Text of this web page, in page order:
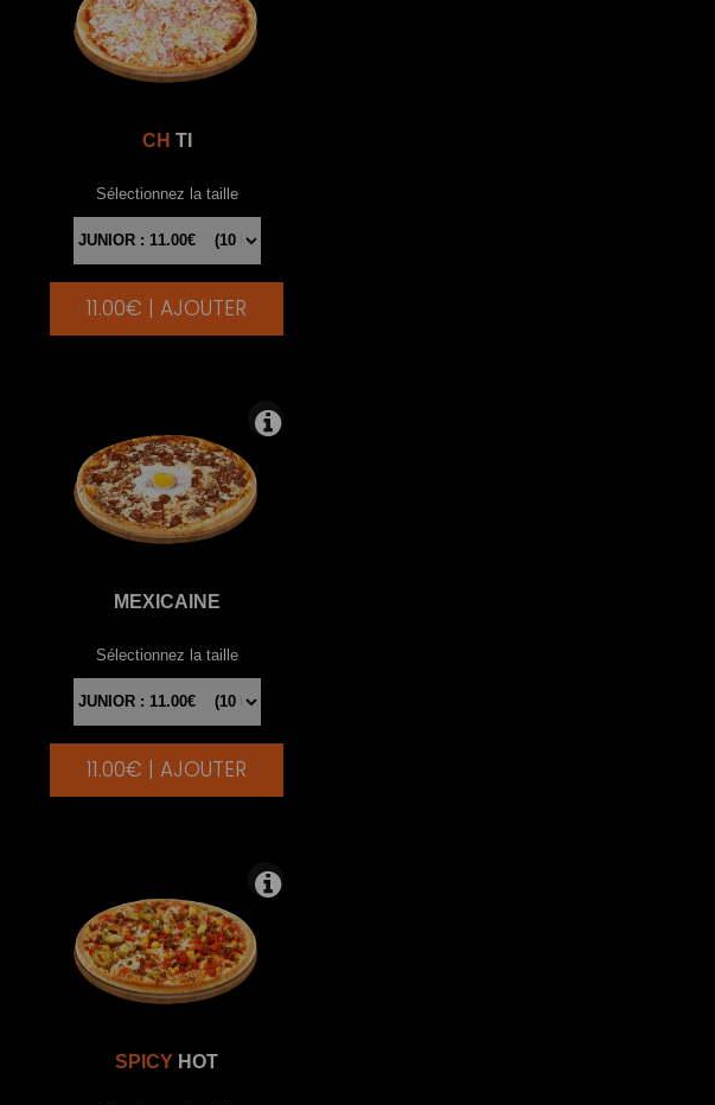
CH TI
Sélectionnez la taille
|
11.00€ | AJOUTER
MEXICAINE
Sélectionnez la taille
|
11.00€ | AJOUTER
SPICY HOT